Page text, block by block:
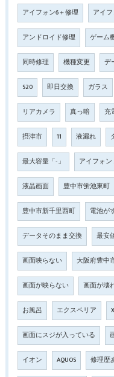
アイフォン6＋修理 アイフ
アンドロイド修理 ゲーム
同時修理 機種変更 デ
S20 即日交換 ガラス
リアカメラ 真っ暗 充
摂津市 11 液漏れ
最大容量「‐」 アイフォン
液晶画面 豊中市蛍池東町
豊中市新千里西町 電池が
データそのまま交換 最安
画面映らない 大阪府豊中
画面が映らない 画面が壊
お風呂 エクスペリア
画面にスジが入っている
イオン AQUOS 修理歴